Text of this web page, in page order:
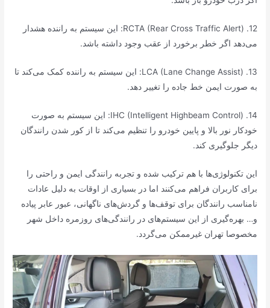
12. RCTA (Rear Cross Traffic Alert): این سیستم به راننده هشدار
می‌دهد اگر خطر برخورد از عقب وجود داشته باشد.
13. LCA (Lane Change Assist): این سیستم به راننده کمک می‌کند تا
به صورت ایمن خط جاده را تغییر دهد.
14. IHC (Intelligent Highbeam Control): این سیستم به صورت
خودکار نور بالا و پایین خودرو را تنظیم می‌کند تا از کور شدن رانندگان
دیگر جلوگیری کند.
این تکنولوژی‌ها با هم ترکیب شده و تجربه رانندگی ایمن و راحتی را
برای کاربران فراهم می‌کنند اما در بسیاری از اوقات به دلیل عادات
نامناسب رانندگان برای توقف‌ها و گردش‌های ناگهانی، عبور عابر پیاده
و… بهره‌گیری از این سیستم‌های در رانندگی‌های روزمره داخل شهر
مخصوصا تهران غیرممکن می‌گردد.